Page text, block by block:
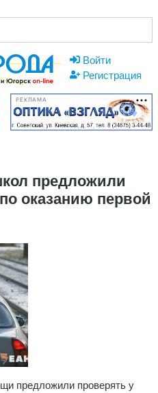
Войти
Регистрация
РЕКЛАМА
предложили
оказанию первой
предложили проверять у